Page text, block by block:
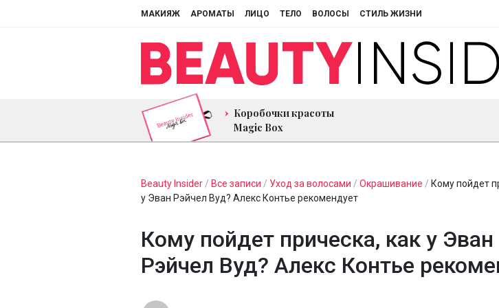
МАКИЯЖ АРОМАТЫ ЛИЦО ТЕЛО ВОЛОСЫ СТИЛЬ ЖИЗНИ
Коробочки красоты
Magic Box
Beauty Insider / Все записи / Уход за волосами / Окрашивание / Кому пойдет
у Эван Рэйчел Вуд? Алекс Контье рекомендует
Кому пойдет прическа, как у Эван
Рэйчел Вуд? Алекс Контье